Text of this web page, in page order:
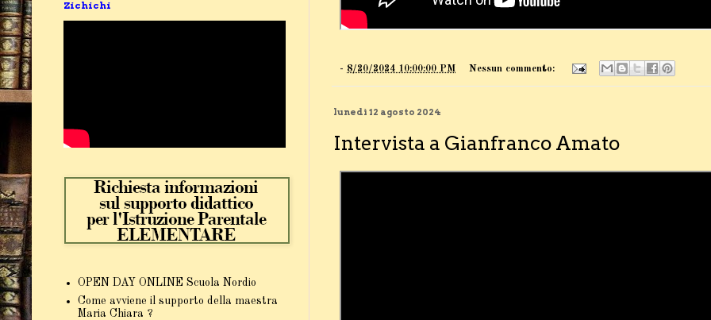
- 8/20/2024 10:00:00 PM Nessun commento:
lunedì 12 agosto 2024
Intervista a Gianfranco Amato
Zichichi
OPEN DAY ONLINE Scuola Nordio
Come avviene il supporto della maestra
Maria Chiara ?